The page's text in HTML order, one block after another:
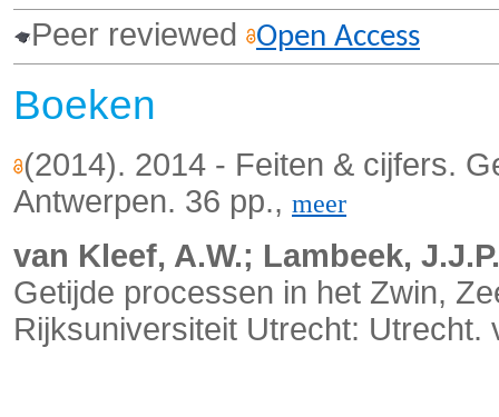
Peer reviewed Open Access
Boeken
(2014). 2014 - Feiten & cijfers.
Antwerpen. 36 pp., meer
van Kleef, A.W.; Lambeek,
Getijde processen in het Zwin,
Rijksuniversiteit Utrecht: